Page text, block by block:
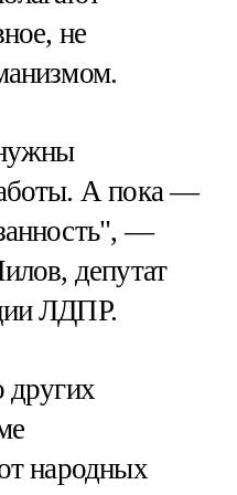
не
А пока —
—
депутат
ЛДПР.
других
народных